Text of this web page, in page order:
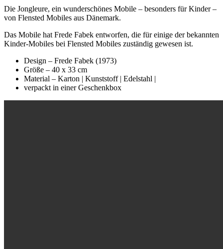
Die Jongleure, ein wunderschönes Mobile – besonders für Kinder –
von Flensted Mobiles aus Dänemark.
Das Mobile hat Frede Fabek entworfen, die für einige der bekannten
Kinder-Mobiles bei Flensted Mobiles zuständig gewesen ist.
Design – Frede Fabek (1973)
Größe – 40 x 33 cm
Material – Karton | Kunststoff | Edelstahl |
verpackt in einer Geschenkbox